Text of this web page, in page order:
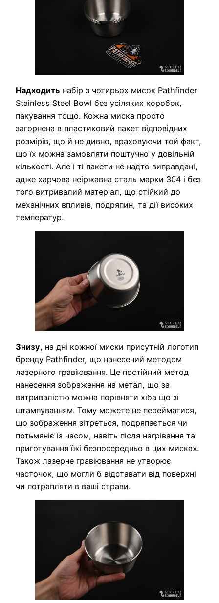
Надходить набір з чотирьох мисок Pathfinder
Stainless Steel Bowl без усіляких коробок,
пакування тощо. Кожна миска просто
загорнена в пластиковий пакет відповідних
розмірів, що й не дивно, враховуючи той факт,
що їх можна замовляти поштучно у довільній
кількості. Але і ті пакети не надто виправдані,
адже харчова неіржавна сталь марки 304 і без
того витривалий матеріал, що стійкий до
механічних впливів, подряпин, та дії високих
температур.
Знизу, на дні кожної миски присутній логотип
бренду Pathfinder, що нанесений методом
лазерного гравіювання. Це постійний метод
нанесення зображення на метал, що за
витривалістю можна порівняти хіба що зі
штампуванням. Тому можете не перейматися,
що зображення зітреться, подряпається чи
потьмяніє із часом, навіть після нагрівання та
приготування їжі безпосередньо в цих мисках.
Також лазерне гравіювання не утворює
часточок, що могли б відставати від поверхні
чи потрапляти в ваші страви.